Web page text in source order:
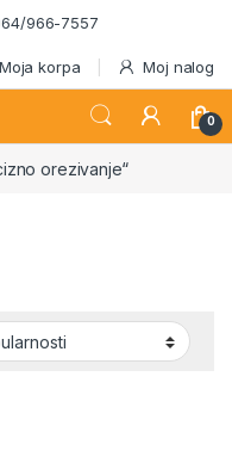
966-7557
Moja korpa Moj nalog
0
orezivanje“